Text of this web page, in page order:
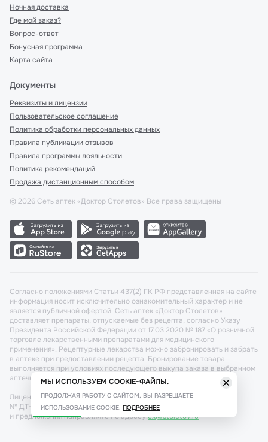
Ночная доставка
Где мой заказ?
Вопрос-ответ
Бонусная программа
Карта сайта
Документы
Реквизиты и лицензии
Пользовательское соглашение
Политика обработки персональных данных
Правила публикации отзывов
Правила программы лояльности
Политика рекомендаций
Продажа дистанционным способом
© 2026 Сеть аптек «Доктор Столетов» Все права защищены
Согласно положениями Статьи 437(2) ГК РФ представленная на сайте
информация носит исключительно ознакомительный характер и не
является публичной офертой. Сеть аптек «Доктор Столетов»
доставляет препараты, отпускаемые без рецепта, согласно Указу
Президента Российской Федерации от 17.03.2020 № 187 «О розничной
торговле лекарственными препаратами для медицинского
применения». Рецептурные лекарства можно забронировать и забрать
в аптеке при предоставлении рецепта. Бронирование товара
выполняется при условиях последующего выкупа заказа в выбранном
аптечном пункте.
Лицензия №: ЛО-77-02-011340 от 22 декабря 2020г. Разрешение
№ ДТ-77-000421 от 25.10.2021 г. Вопросы по заказам, претензии
и предложения направляйте по адресу:cx@stoletov.ru
МЫ ИСПОЛЬЗУЕМ COOKIE-ФАЙЛЫ.
ПРОДОЛЖАЯ РАБОТУ С САЙТОМ, ВЫ РАЗРЕШАЕТЕ
ИСПОЛЬЗОВАНИЕ COOKIE. ПОДРОБНЕЕ